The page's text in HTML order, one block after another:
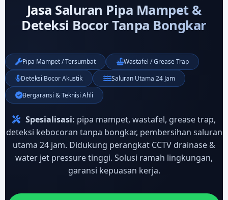
Jasa Saluran Pipa Mampet &
Deteksi Bocor Tanpa Bongkar
Pipa Mampet / Tersumbat
Wastafel / Grease Trap
Deteksi Bocor Akustik
Saluran Utama 24 Jam
Bergaransi & Teknisi Ahli
Spesialisasi: pipa mampet, wastafel, grease trap,
deteksi kebocoran tanpa bongkar, pembersihan saluran
utama 24 jam. Didukung perangkat CCTV drainase &
water jet pressure tinggi. Solusi ramah lingkungan,
garansi kepuasan kerja.